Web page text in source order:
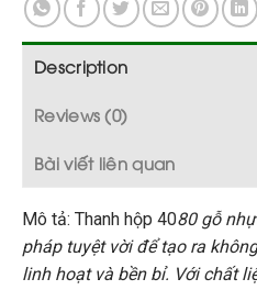
Description
Reviews (0)
Bài viết liên quan
Mô tả: Thanh hộp 4080 gỗ
pháp tuyệt vời để tạo ra
linh hoạt và bền bỉ. Với chất